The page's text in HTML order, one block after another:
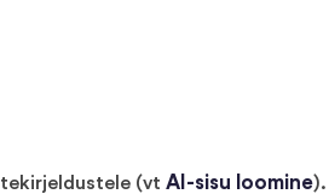
(vt AI-sisu loomine).